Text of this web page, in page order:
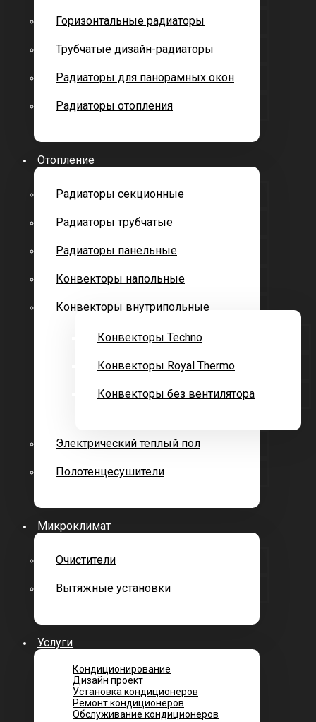
Горизонтальные радиаторы
Трубчатые дизайн-радиаторы
Радиаторы для панорамных окон
Радиаторы отопления
Отопление
Радиаторы секционные
Радиаторы трубчатые
Радиаторы панельные
Конвекторы напольные
Конвекторы внутрипольные
Конвекторы Techno
Конвекторы Royal Thermo
Конвекторы без вентилятора
Электрический теплый пол
Полотенцесушители
Микроклимат
Очистители
Вытяжные установки
Услуги
Кондиционирование
Дизайн проект
Установка кондиционеров
Ремонт кондиционеров
Обслуживание кондиционеров